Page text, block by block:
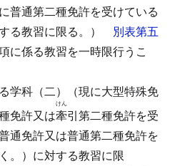
普通第二種免許を受けている
る教習に限る。）
別表第五
に係る教習を一時限行うこ
学科（二）（現に大型特殊免
免許又は牽
けん
引第二種免許を受
通免許又は普通第二種免許を
。）に対する教習に限